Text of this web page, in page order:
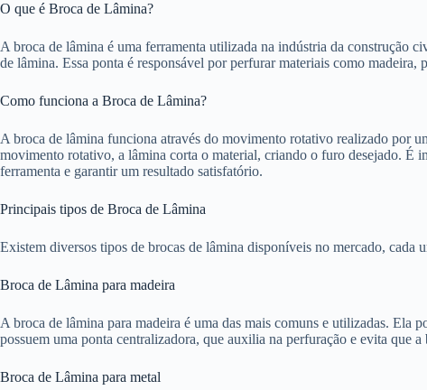
O que é Broca de Lâmina?
A broca de lâmina é uma ferramenta utilizada na indústria da construção
de lâmina. Essa ponta é responsável por perfurar materiais como
Como funciona a Broca de Lâmina?
A broca de lâmina funciona através do movimento rotativo realizado por
movimento rotativo, a lâmina corta o material, criando o furo desejado. É
ferramenta e garantir um resultado satisfatório.
Principais tipos de Broca de Lâmina
Existem diversos tipos de brocas de lâmina disponíveis no mercado, cada
Broca de Lâmina para madeira
A broca de lâmina para madeira é uma das mais comuns e utilizadas. Ela
possuem uma ponta centralizadora, que auxilia na perfuração e evita que a
Broca de Lâmina para metal